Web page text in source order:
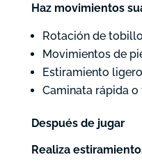
Haz movimientos
Rotación de
Movimientos de
Estiramiento
Caminata rápida
Después de jugar
Realiza